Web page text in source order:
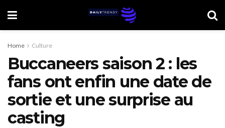
Home Culture
Buccaneers saison 2 : les
fans ont enfin une date de
sortie et une surprise au
casting